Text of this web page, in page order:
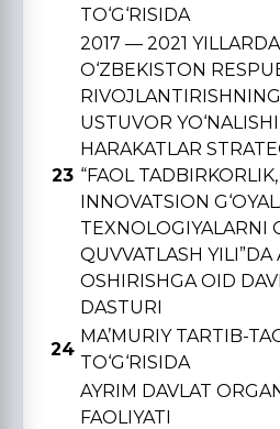
TO‘G‘RISIDA
23
2017 — 2021 YILLARDA
O‘ZBЕKISTON
USTUVOR
HARAKATLAR
“FAOL TADBIRKORLIK,
INNOVATSION
TЕXNOLOGIYALARNI
QUVVATLASH YILI”DA
OSHIRISHGA OID
DASTURI
24
MA’MURIY TARTIB-
TO‘G‘RISIDA
AYRIM DAVLAT
FAOLIYATI